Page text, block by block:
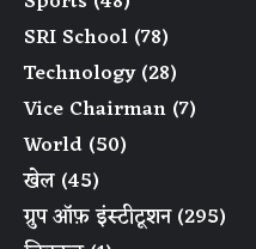
SRI School (78)
Technology(28)
Vice Chairman (7)
World (50)
खेल (45)
ग्रुप ऑफ़ इंस्टीटूशन(295)